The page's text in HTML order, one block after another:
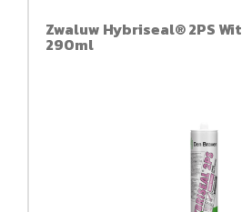
Zwaluw Hybriseal® 2PS Wit
290ml